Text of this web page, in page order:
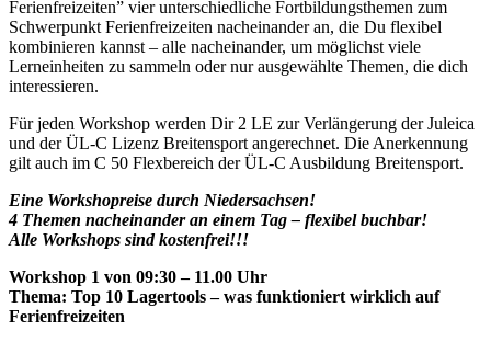
Ferienfreizeiten” vier unterschiedliche Fortbildungsthemen zum
Schwerpunkt Ferienfreizeiten nacheinander an, die Du flexibel
kombinieren kannst – alle nacheinander, um möglichst viele
Lerneinheiten zu sammeln oder nur ausgewählte Themen, die dich
interessieren.
Für jeden Workshop werden Dir 2 LE zur Verlängerung der Juleica
und der ÜL-C Lizenz Breitensport angerechnet. Die Anerkennung
gilt auch im C 50 Flexbereich der ÜL-C Ausbildung Breitensport.
Eine Workshopreise durch Niedersachsen!
4 Themen nacheinander an einem Tag – flexibel buchbar!
Alle Workshops sind kostenfrei!!!
Workshop 1 von 09:30 – 11.00 Uhr
Thema: Top 10 Lagertools – was funktioniert wirklich auf
Ferienfreizeiten